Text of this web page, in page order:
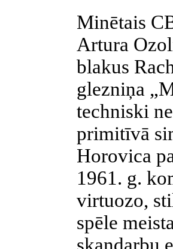
Minētais
Artura
blakus
glezniņa
techniski
primitīvā
Horovica
1961. g.
virtuozo,
spēle